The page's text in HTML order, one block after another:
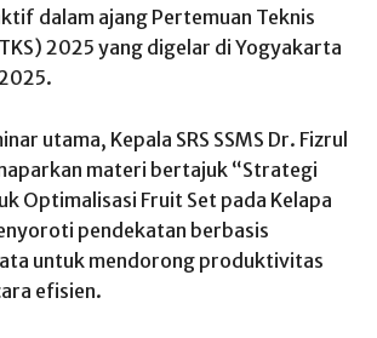
dalam ajang Pertemuan Teknis
2025 yang digelar di Yogyakarta
utama, Kepala SRS SSMS Dr. Fizrul
materi bertajuk “Strategi
Optimalisasi Fruit Set pada Kelapa
pendekatan berbasis
untuk mendorong produktivitas
efisien.